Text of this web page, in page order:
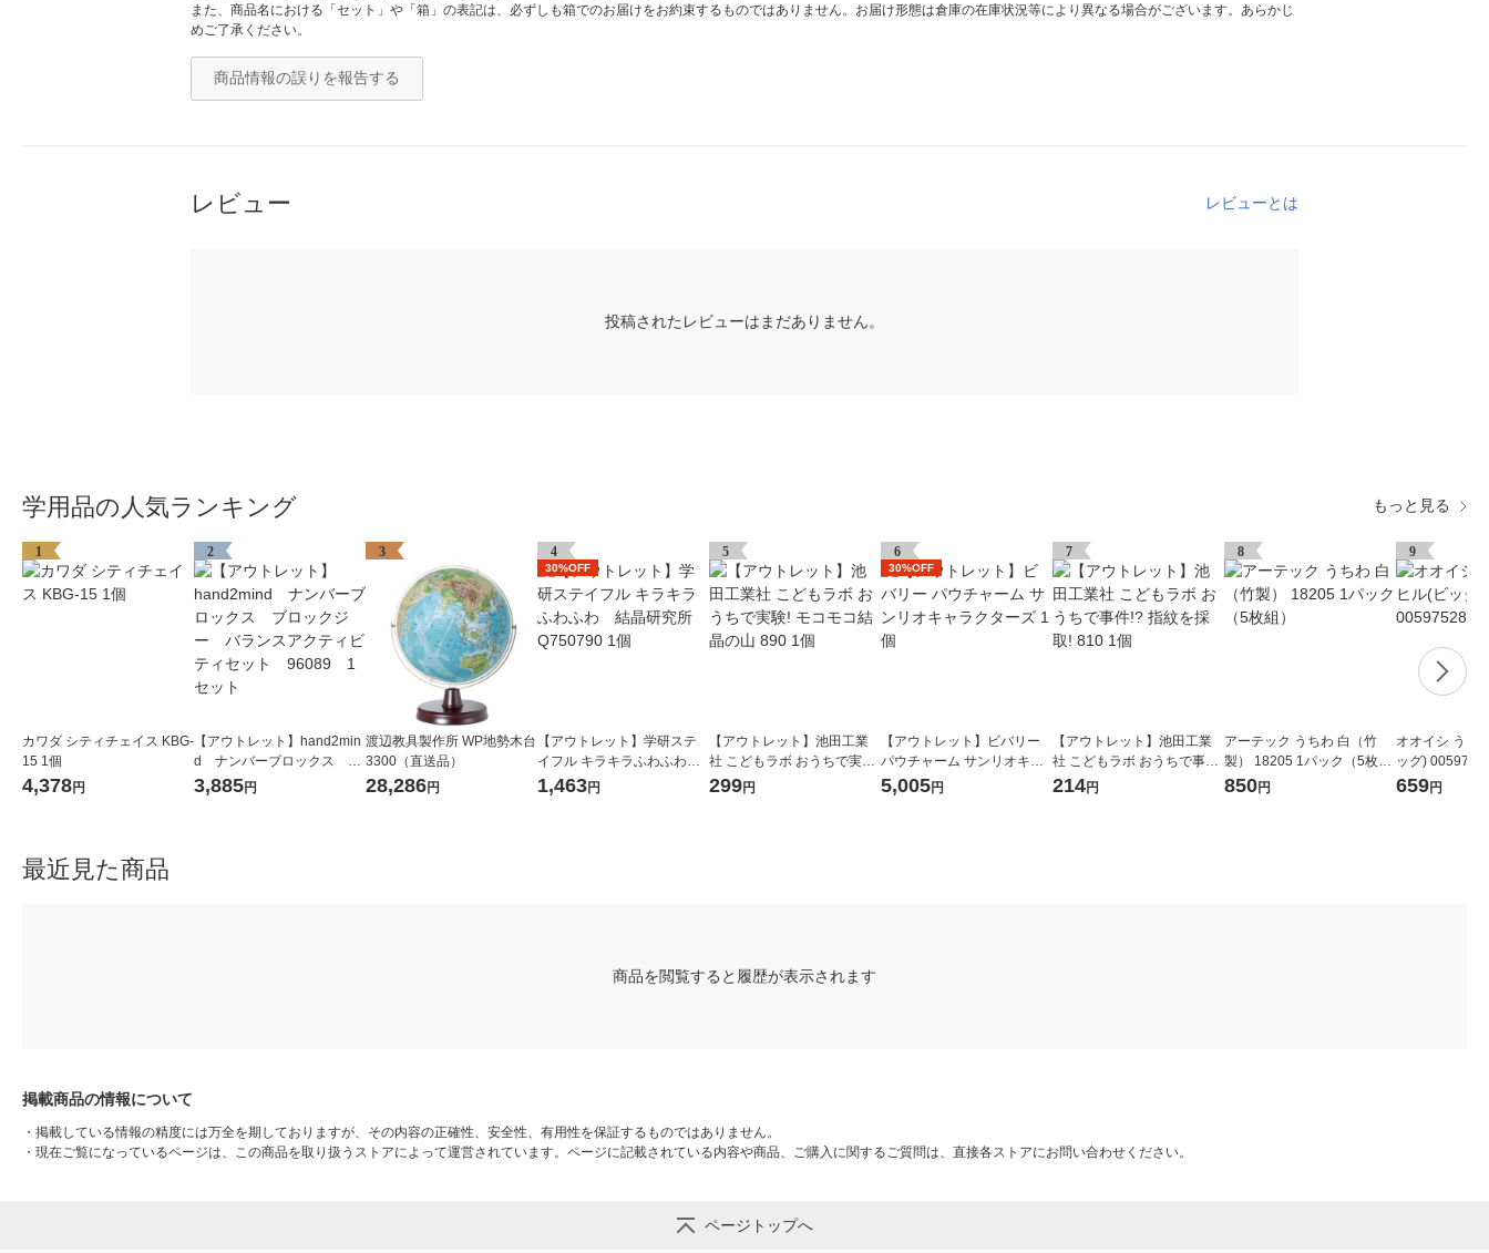
また、商品名における「セット」や「箱」の表記は、必ずしも箱でのお届けをお約束するものではありません。お届け形態は倉庫の在庫状況等により異なる場合がございます。あらかじ
めご了承ください。
商品情報の誤りを報告する
レビュー レビューとは
投稿されたレビューはまだありません。
学用品の人気ランキング もっと見る
1
カワダ シティチェイス KBG-
15 1個
4,378円
2
【アウトレット】hand2min
d ナンバーブロックス ブ
ロックジー バランスアク
ティビティセット 96089
3,885円
3
渡辺教具製作所 WP地勢木台
3300（直送品）
28,286円
4
30%OFF
【アウトレット】学研ステ
イフル キラキラふわふわ
結晶研究所 Q750790 1個
1,463円
5
【アウトレット】池田工業
社 こどもラボ おうちで実験!
モコモコ結晶の山 890 1個
299円
6
30%OFF
【アウトレット】ビバリー
パウチャーム サンリオキャ
ラクターズ 1個
5,005円
7
【アウトレット】池田工業
社 こどもラボ おうちで事
件!? 指紋を採取! 810 1個
214円
8
アーテック うちわ 白（竹
製） 18205 1パック（5枚
組）
850円
9
オオイシ うき
ッグ)
659円
最近見た商品
商品を閲覧すると履歴が表示されます
掲載商品の情報について
・ 掲載している情報の精度には万全を期しておりますが、その内容の正確性、安全性、有用性を保証するものではありません。
・ 現在ご覧になっているページは、この商品を取り扱うストアによって運営されています。ページに記載されている内容や商品、ご購入に関するご質問は、直接各ストアにお問い合わせください。
ページトップへ